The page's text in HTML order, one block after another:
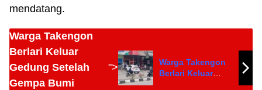
mendatang.
Warga Takengon
Berlari Keluar
Gedung Setelah
Gempa Bumi
">
Warga Takengon
Berlari Keluar